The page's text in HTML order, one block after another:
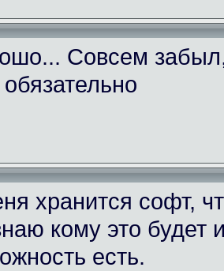
Совсем
хранится софт,
кому это будет
есть.